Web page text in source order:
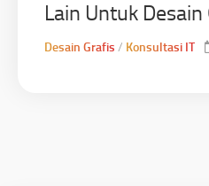
Lain Untuk Desain
Desain Grafis / Konsultasi IT